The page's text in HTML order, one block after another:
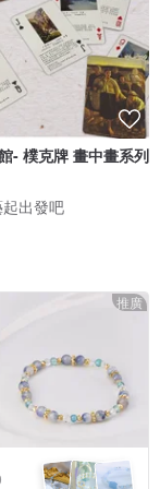
牌 畫中畫系列
出發吧
推廣